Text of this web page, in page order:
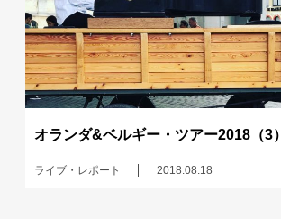
オランダ&ベルギー・ツアー2018（3）
ライブ・レポート 2018.08.18